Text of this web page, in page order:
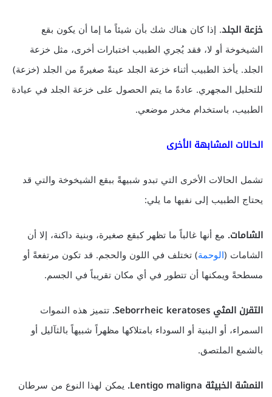
خزعة الجلد. إذا كان هناك شك بأن شيئاً ما إما أن يكون بقع
الشيخوخة أو لا، فقد يُجري الطبيب اختبارات أخرى، مثل خزعة
الجلد. يأخذ الطبيب أثناء خزعة الجلد عينةً صغيرةً من الجلد (خزعة)
للتحليل المجهري. عادةً ما يتم الحصول على خزعة الجلد في عيادة
الطبيب، باستخدام مخدر موضعي.
الحالات المشابهة الأخرى
تشمل الحالات الأخرى التي تبدو شبيهةً ببقع الشيخوخة والتي قد
يحتاج الطبيب إلى نفيها ما يلي:
الشامات. مع أنها غالباً ما تظهر كبقع صغيرة، وبنية داكنة، إلا أن
الشامات (الوحمة) تختلف في اللون والحجم. قد تكون مرتفعةً أو
مسطحةً ويمكنها أن تتطور في أي مكان تقريباً في الجسم.
التقرن المثي Seborrheic keratoses
. تتميز هذه النموات
السمراء، أو البنية أو السوداء بامتلاكها مظهراً شبيهاً بالثآليل أو
بالشمع الملتصق.
النمشة الخبيثة Lentigo maligna
. يمكن لهذا النوع من سرطان